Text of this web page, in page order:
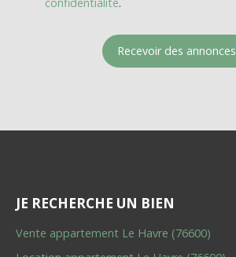
Recevoir des annonces
JE RECHERCHE UN BIEN
Vente appartement Le Havre (76600)